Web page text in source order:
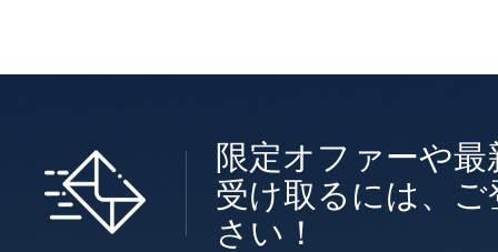
限定オファーや最
受け取るには、ご
さい！